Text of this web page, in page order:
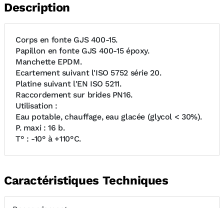
Description
Corps en fonte GJS 400-15.
Papillon en fonte GJS 400-15 époxy.
Manchette EPDM.
Ecartement suivant l'ISO 5752 série 20.
Platine suivant l'EN ISO 5211.
Raccordement sur brides PN16.
Utilisation :
Eau potable, chauffage, eau glacée (glycol < 30%).
P. maxi : 16 b.
T° : -10° à +110°C.
Caractéristiques Techniques